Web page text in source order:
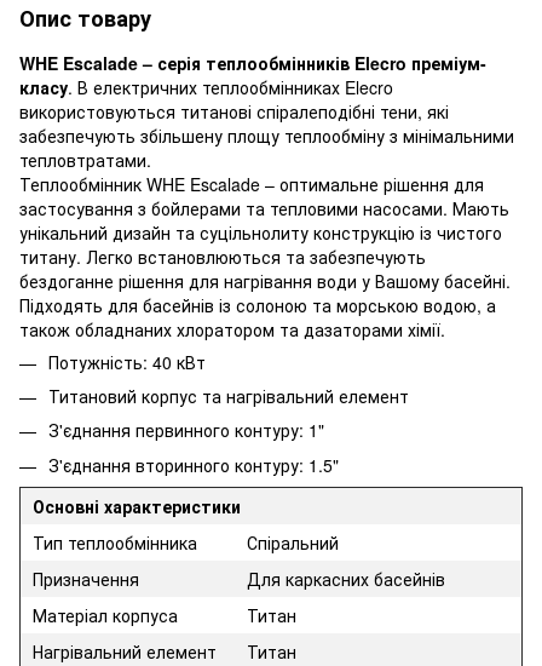
Опис товару
WHE Escalade – серія теплообмінників Elecro преміум-
класу. В електричних теплообмінниках Elecro
використовуються титанові спіралеподібні тени, які
забезпечують збільшену площу теплообміну з мінімальними
тепловтратами.
Теплообмінник WHE Escalade – оптимальне рішення для
застосування з бойлерами та тепловими насосами. Мають
унікальний дизайн та суцільнолиту конструкцію із чистого
титану. Легко встановлюються та забезпечують
бездоганне рішення для нагрівання води у Вашому басейні.
Підходять для басейнів із солоною та морською водою, а
також обладнаних хлоратором та дазаторами хімії.
Потужність: 40 кВт
Титановий корпус та нагрівальний елемент
З'єднання первинного контуру: 1"
З'єднання вторинного контуру: 1.5"
Основні характеристики
Тип теплообмінника
Спіральний
Призначення
Для каркасних басейнів
Матеріал корпуса
Титан
Нагрівальний елемент
Титан